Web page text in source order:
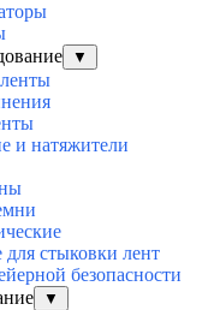
▼
и натяжители
стыковки лент
безопасности
▼